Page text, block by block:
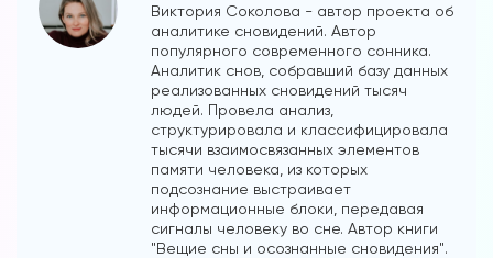
Виктория Соколова - автор проекта об
аналитике сновидений. Автор
популярного современного сонника.
Аналитик снов, собравший базу данных
реализованных сновидений тысяч
людей. Провела анализ,
структурировала и классифицировала
тысячи взаимосвязанных элементов
памяти человека, из которых
подсознание выстраивает
информационные блоки, передавая
сигналы человеку во сне. Автор книги
"Вещие сны и осознанные сновидения".